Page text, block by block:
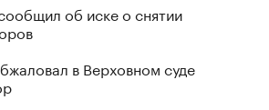
об иске о снятии
в Верховном суде